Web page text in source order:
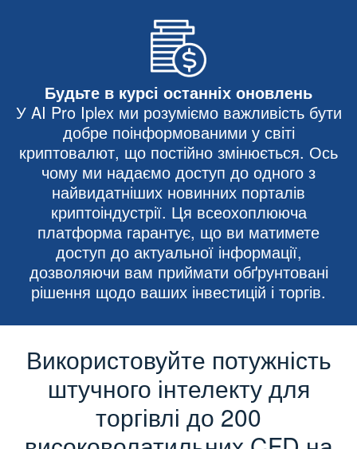
Будьте в курсі останніх оновлень
У AI Pro Iplex ми розуміємо важливість бути
добре поінформованими у світі
криптовалют, що постійно змінюється. Ось
чому ми надаємо доступ до одного з
найвидатніших новинних порталів
криптоіндустрії. Ця всеохоплююча
платформа гарантує, що ви матимете
доступ до актуальної інформації,
дозволяючи вам приймати обґрунтовані
рішення щодо ваших інвестицій і торгів.
Використовуйте потужність
штучного інтелекту для
торгівлі до 200